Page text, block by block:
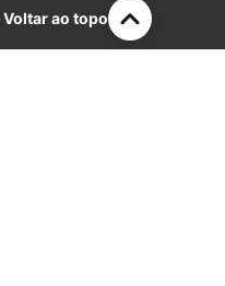
Voltar ao topo